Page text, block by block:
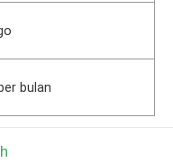
bulan